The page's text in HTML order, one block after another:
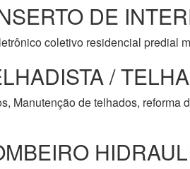
DE
coletivo residencial predial
/
Manutenção de telhados,